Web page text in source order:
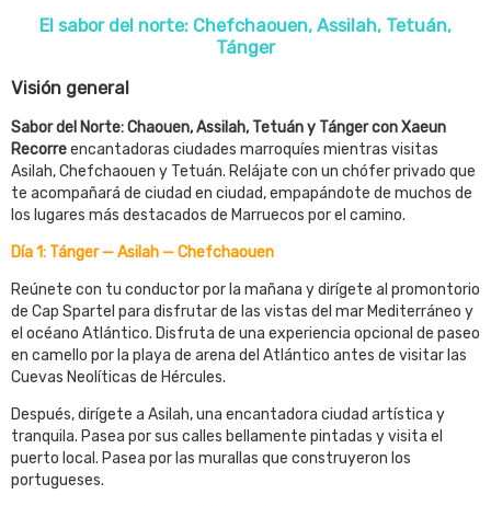
El sabor del norte: Chefchaouen, Assilah, Tetuán,
Tánger
Visión general
Sabor del Norte: Chaouen, Assilah, Tetuán y Tánger con Xaeun
Recorreencantadoras ciudades marroquíes mientras visitas
Asilah, Chefchaouen y Tetuán. Relájate con un chófer privado que
te acompañará de ciudad en ciudad, empapándote de muchos de
los lugares más destacados de Marruecos por el camino.
Día 1: Tánger — Asilah — Chefchaouen
Reúnete con tu conductor por la mañana y dirígete al promontorio
de Cap Spartel para disfrutar de las vistas del mar Mediterráneo y
el océano Atlántico. Disfruta de una experiencia opcional de paseo
en camello por la playa de arena del Atlántico antes de visitar las
Cuevas Neolíticas de Hércules.
Después, dirígete a Asilah, una encantadora ciudad artística y
tranquila. Pasea por sus calles bellamente pintadas y visita el
puerto local. Pasea por las murallas que construyeron los
portugueses.